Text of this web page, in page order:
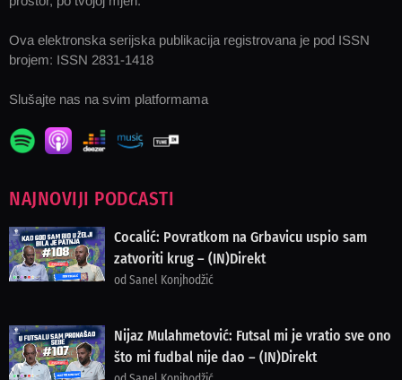
Ova elektronska serijska publikacija registrovana je pod ISSN
brojem: ISSN 2831-1418
Slušajte nas na svim platformama
NAJNOVIJI PODCASTI
Cocalić: Povratkom na Grbavicu uspio sam
zatvoriti krug – (IN)Direkt
od Sanel Konjhodžić
Nijaz Mulahmetović: Futsal mi je vratio sve ono
što mi fudbal nije dao – (IN)Direkt